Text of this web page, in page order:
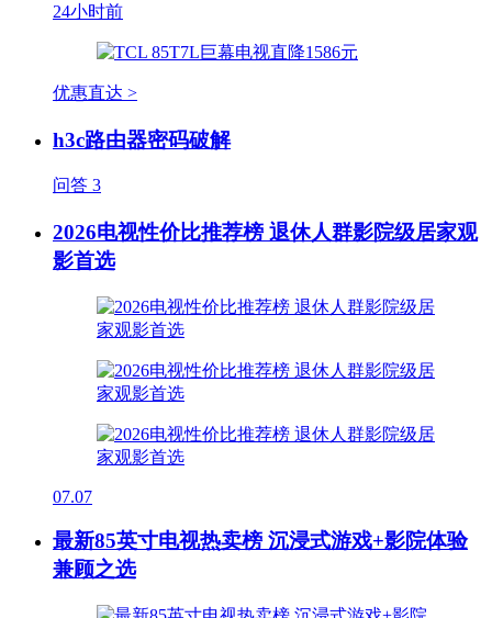
24小时前
优惠直达 >
h3c路由器密码破解
问答 3
2026电视性价比推荐榜 退休人群影院级居家观
影首选
07.07
最新85英寸电视热卖榜 沉浸式游戏+影院体验
兼顾之选